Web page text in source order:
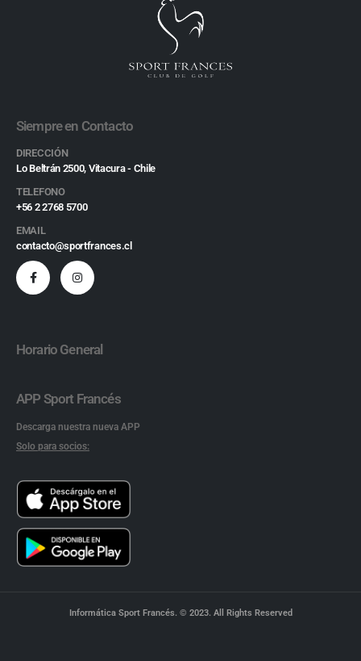
Siempre en Contacto
DIRECCIÓN
Lo Beltrán 2500, Vitacura - Chile
TELEFONO
+56 2 2768 5700
EMAIL
contacto@sportfrances.cl
Horario General
APP Sport Francés
Descarga nuestra nueva APP
Solo para socios:
Informática Sport Francés. © 2023. All Rights Reserved